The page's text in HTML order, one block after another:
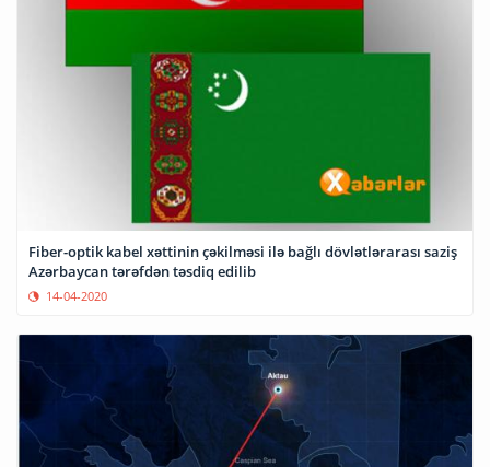
Fiber-optik kabel xəttinin çəkilməsi ilə bağlı dövlətlərarası saziş
Azərbaycan tərəfdən təsdiq edilib
14-04-2020